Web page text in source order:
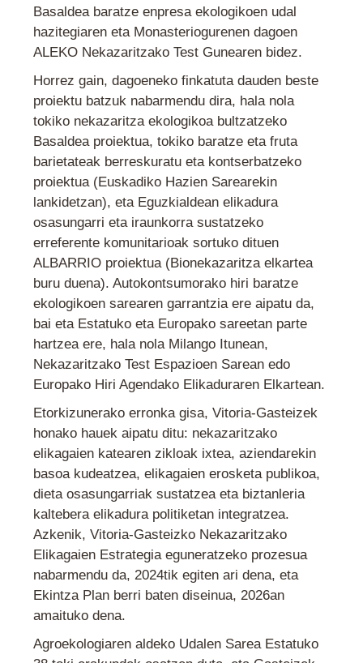
Basaldea baratze enpresa ekologikoen udal
hazitegiaren eta Monasteriogurenen dagoen
ALEKO Nekazaritzako Test Gunearen bidez.
Horrez gain, dagoeneko finkatuta dauden beste
proiektu batzuk nabarmendu dira, hala nola
tokiko nekazaritza ekologikoa bultzatzeko
Basaldea proiektua, tokiko baratze eta fruta
barietateak berreskuratu eta kontserbatzeko
proiektua (Euskadiko Hazien Sarearekin
lankidetzan), eta Eguzkialdean elikadura
osasungarri eta iraunkorra sustatzeko
erreferente komunitarioak sortuko dituen
ALBARRIO proiektua (Bionekazaritza elkartea
buru duena). Autokontsumorako hiri baratze
ekologikoen sarearen garrantzia ere aipatu da,
bai eta Estatuko eta Europako sareetan parte
hartzea ere, hala nola Milango Itunean,
Nekazaritzako Test Espazioen Sarean edo
Europako Hiri Agendako Elikaduraren Elkartean.
Etorkizunerako erronka gisa, Vitoria-Gasteizek
honako hauek aipatu ditu: nekazaritzako
elikagaien katearen zikloak ixtea, aziendarekin
basoa kudeatzea, elikagaien erosketa publikoa,
dieta osasungarriak sustatzea eta biztanleria
kaltebera elikadura politiketan integratzea.
Azkenik, Vitoria-Gasteizko Nekazaritzako
Elikagaien Estrategia eguneratzeko prozesua
nabarmendu da, 2024tik egiten ari dena, eta
Ekintza Plan berri baten diseinua, 2026an
amaituko dena.
Agroekologiaren aldeko Udalen Sarea Estatuko